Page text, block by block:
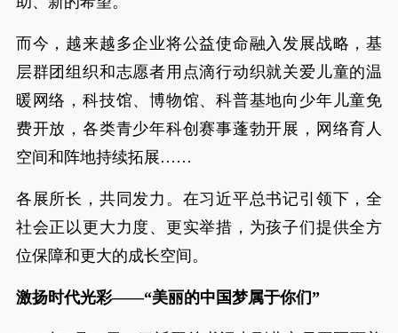
而今，越来越多企业将公益使命融入发展战略，基
层群团组织和志愿者用点滴行动织就关爱儿童的温
暖网络，科技馆、博物馆、科普基地向少年儿童免
费开放，各类青少年科创赛事蓬勃开展，网络育人
空间和阵地持续拓展……
各展所长，共同发力。在习近平总书记引领下，全
社会正以更大力度、更实举措，为孩子们提供全方
位保障和更大的成长空间。
激扬时代光彩——“美丽的中国梦属于你们”